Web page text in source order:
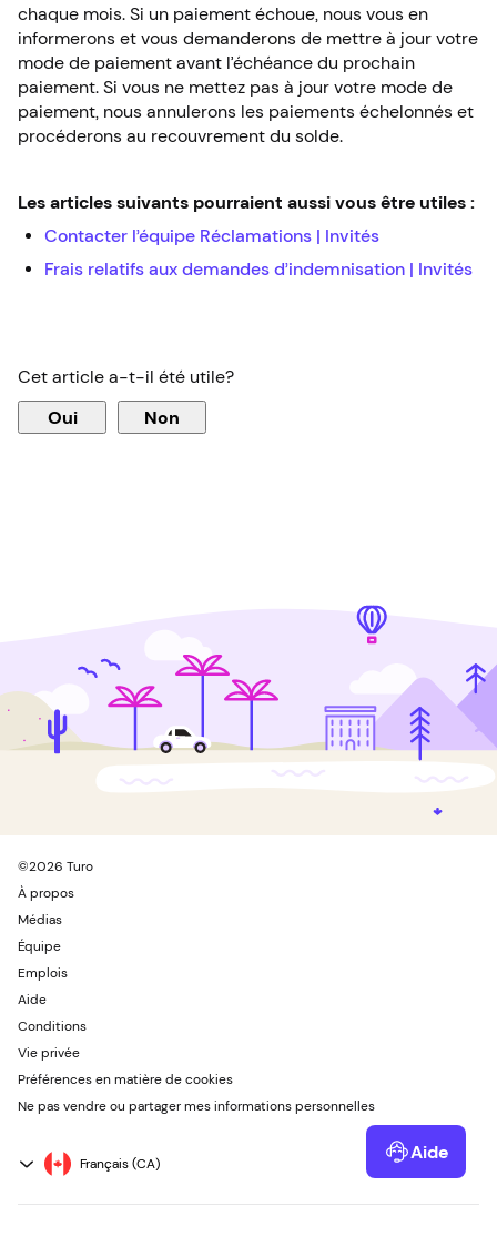
chaque mois. Si un paiement échoue, nous vous en
informerons et vous demanderons de mettre à jour votre
mode de paiement avant l’échéance du prochain
paiement. Si vous ne mettez pas à jour votre mode de
paiement, nous annulerons les paiements échelonnés et
procéderons au recouvrement du solde.
Les articles suivants pourraient aussi vous être utiles :
Contacter l’équipe Réclamations | Invités
Frais relatifs aux demandes d’indemnisation | Invités
Cet article a-t-il été utile?
Oui Non
Aide
©2026 Turo
À propos
Médias
Équipe
Emplois
Aide
Conditions
Vie privée
Préférences en matière de cookies
Ne pas vendre ou partager mes informations personnelles